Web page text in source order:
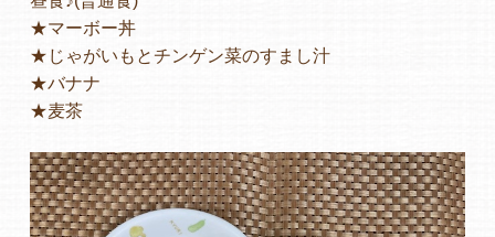
ヒーローズ保育園
★マーボー丼
★じゃがいもとチンゲン菜のすまし汁
★バナナ
★麦茶